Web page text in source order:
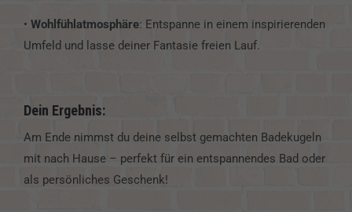
• Wohlfühlatmosphäre: Entspanne in einem inspirierenden
Umfeld und lasse deiner Fantasie freien Lauf.
Dein Ergebnis:
Am Ende nimmst du deine selbst gemachten Badekugeln
mit nach Hause – perfekt für ein entspannendes Bad oder
als persönliches Geschenk!